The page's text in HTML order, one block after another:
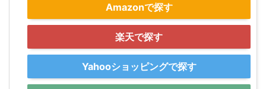
Amazonで探す
楽天で探す
Yahooショッピングで探す